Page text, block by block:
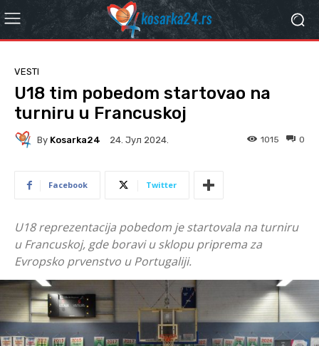
VESTI
U18 tim pobedom startovao na
turniru u Francuskoj
By Kosarka24 24. Јул 2024. 0
1015
Facebook Twitter
U18 reprezentacija pobedom je startovala na turniru
u Francuskoj, gde boravi u sklopu priprema za
Evropsko prvenstvo u Portugaliji.